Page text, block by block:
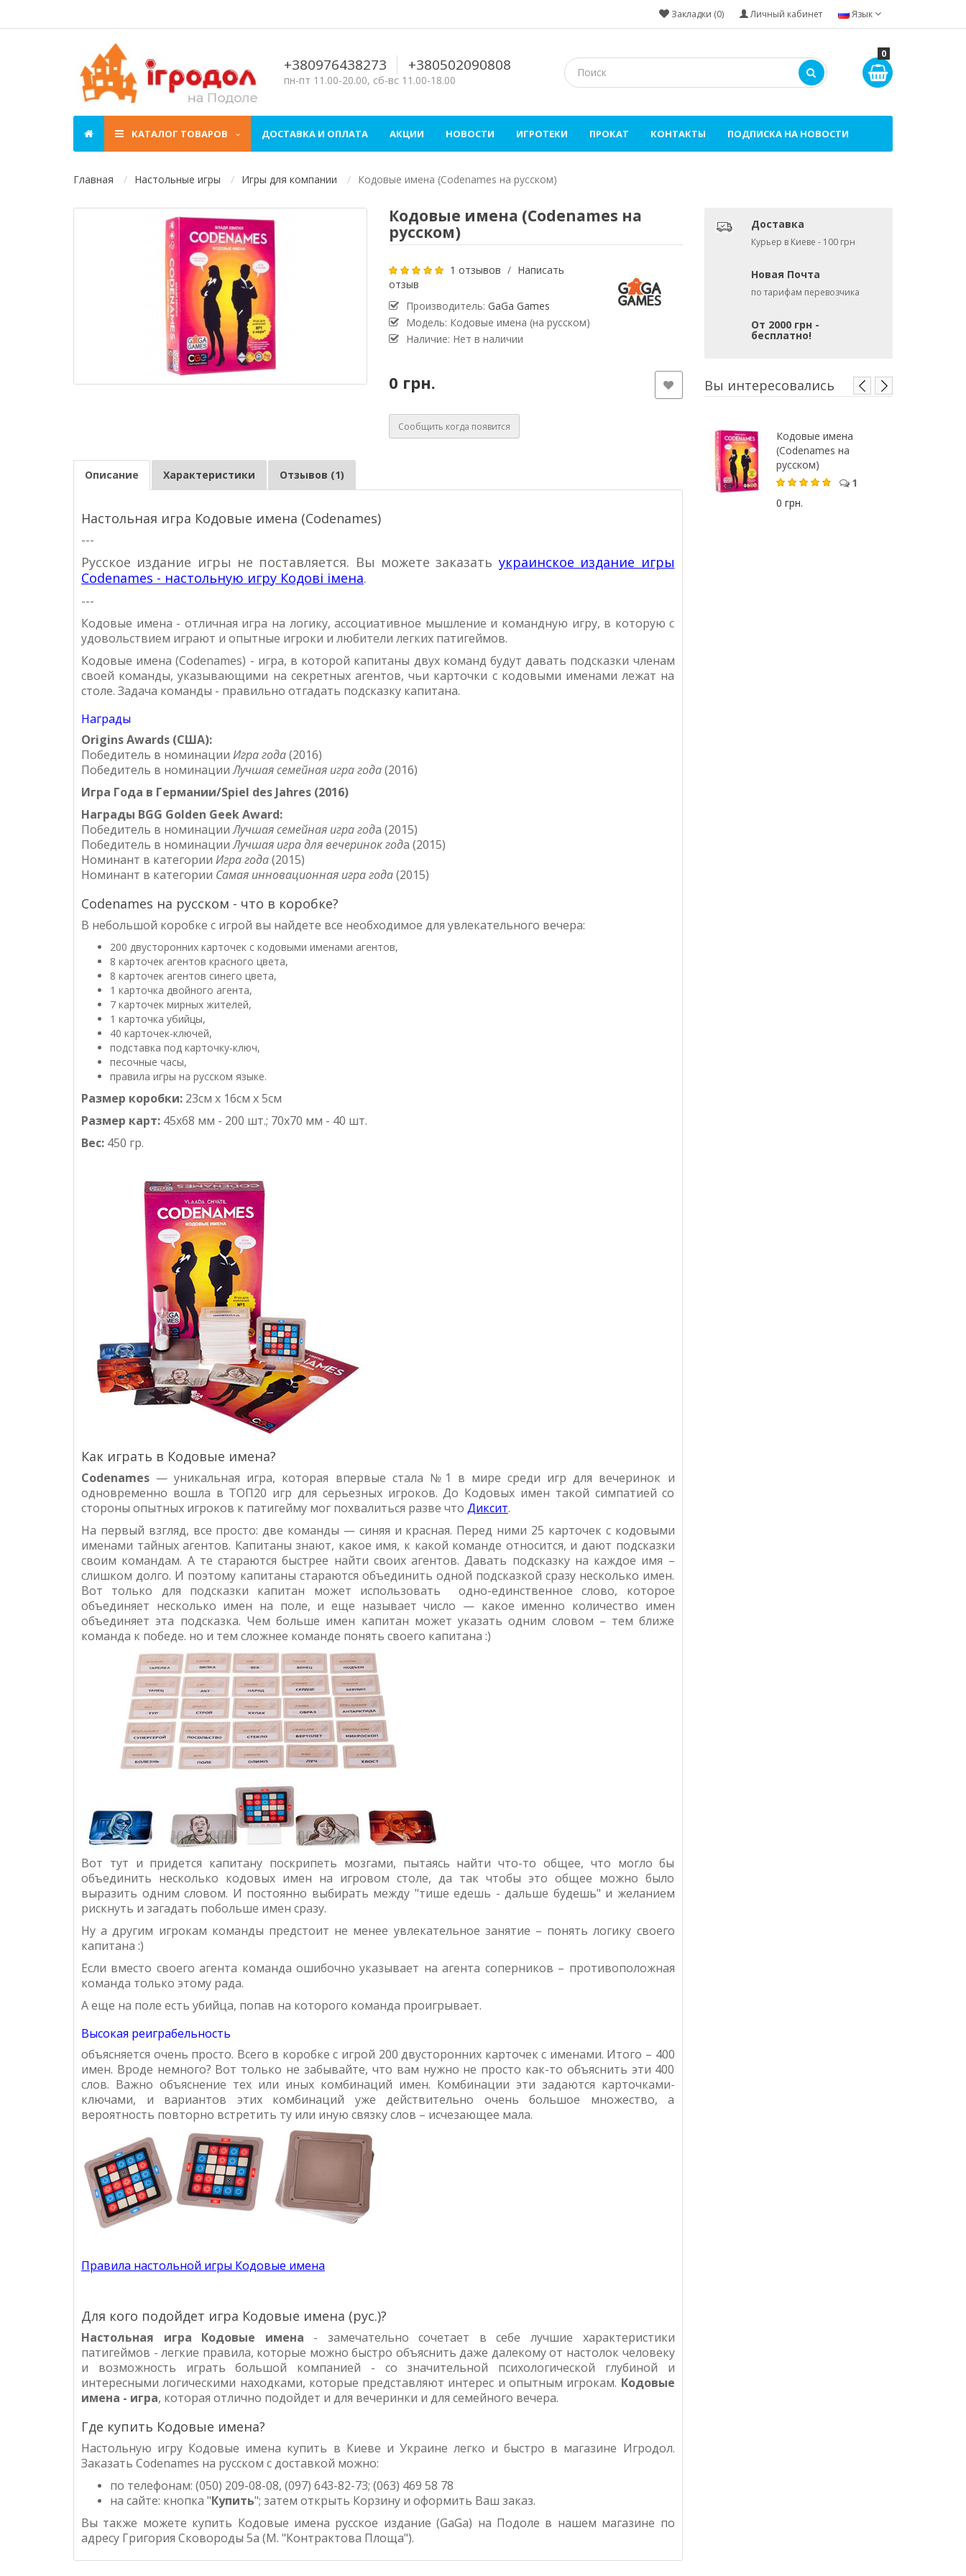
Язык
Личный кабинет
Закладки (0)
+380976438273 +380502090808
пн-пт 11.00-20.00, сб-вс 11.00-18.00
0
КАТАЛОГ ТОВАРОВ ДОСТАВКА И ОПЛАТА АКЦИИ НОВОСТИ ИГРОТЕКИ ПРОКАТ КОНТАКТЫ ПОДПИСКА НА НОВОСТИ
Главная Настольные игры Игры для компании Кодовые имена (Codenames на русском)
Кодовые имена (Codenames на
русском)
1 отзывов / Написать
отзыв
Производитель: GaGa Games
Модель: Кодовые имена (на русском)
Наличие: Нет в наличии
0 грн.
Сообщить когда появится
Описание Характеристики Отзывов (1)
Настольная игра Кодовые имена (Codenames)
---
Русское издание игры не поставляется. Вы можете заказать украинское издание игры
Codenames - настольную игру Кодові імена.
---
Кодовые имена - отличная игра на логику, ассоциативное мышление и командную игру, в которую с
удовольствием играют и опытные игроки и любители легких патигеймов.
Кодовые имена (Codenames) - игра, в которой капитаны двух команд будут давать подсказки членам
своей команды, указывающими на секретных агентов, чьи карточки с кодовыми именами лежат на
столе. Задача команды - правильно отгадать подсказку капитана.
Награды
Origins Awards (США):
Победитель в номинации Игра года(2016)
Победитель в номинацииЛучшая семейная игра года(2016)
Игра Года в Германии/Spiel des Jahres (2016)
Награды BGG Golden Geek Award:
Победитель в номинацииЛучшая семейная игра года (2015)
Победитель в номинацииЛучшая игра для вечеринок года (2015)
Номинант в категории Игра года(2015)
Номинант в категории Самая инновационная игра года(2015)
Codenames на русском - что в коробке?
В небольшой коробке с игрой вы найдете все необходимое для увлекательного вечера:
200 двусторонних карточек с кодовыми именами агентов,
8 карточек агентов красного цвета,
8 карточек агентов синего цвета,
1 карточка двойного агента,
7 карточек мирных жителей,
1 карточка убийцы,
40 карточек-ключей,
подставка под карточку-ключ,
песочные часы,
правила игры на русском языке.
Размер коробки: 23см x 16см x 5см
Размер карт: 45х68 мм - 200 шт.; 70х70 мм - 40 шт.
Вес: 450 гр.
Как играть в Кодовые имена?
Codenames — уникальная игра, которая впервые стала №1 в мире среди игр для вечеринок и
одновременно вошла в ТОП20 игр для серьезных игроков. До Кодовых имен такой симпатией со
стороны опытных игроков к патигейму мог похвалиться разве что Диксит.
На первый взгляд, все просто: две команды — синяя и красная. Перед ними 25 карточек с кодовыми
именами тайных агентов. Капитаны знают, какое имя, к какой команде относится, и дают подсказки
своим командам. А те стараются быстрее найти своих агентов. Давать подсказку на каждое имя –
слишком долго. И поэтому капитаны стараются объединить одной подсказкой сразу несколько имен.
Вот только для подсказки капитан может использовать одно-единственное слово, которое
объединяет несколько имен на поле, и еще называет число — какое именно количество имен
объединяет эта подсказка. Чем больше имен капитан может указать одним словом – тем ближе
команда к победе. но и тем сложнее команде понять своего капитана :)
Вот тут и придется капитану поскрипеть мозгами, пытаясь найти что-то общее, что могло бы
объединить несколько кодовых имен на игровом столе, да так чтобы это общее можно было
выразить одним словом. И постоянно выбирать между "тише едешь - дальше будешь" и желанием
рискнуть и загадать побольше имен сразу.
Ну а другим игрокам команды предстоит не менее увлекательное занятие – понять логику своего
капитана :)
Если вместо своего агента команда ошибочно указывает на агента соперников – противоположная
команда только этому рада.
А еще на поле есть убийца, попав на которого команда проигрывает.
Высокая реиграбельность
объясняется очень просто. Всего в коробке с игрой 200 двусторонних карточек с именами. Итого – 400
имен. Вроде немного? Вот только не забывайте, что вам нужно не просто как-то объяснить эти 400
слов. Важно объяснение тех или иных комбинаций имен. Комбинации эти задаются карточками-
ключами, и вариантов этих комбинаций уже действительно очень большое множество, а
вероятность повторно встретить ту или иную связку слов – исчезающее мала.
Правила настольной игры Кодовые имена
Для кого подойдет игра Кодовые имена (рус.)?
Настольная игра Кодовые имена - замечательно сочетает в себе лучшие характеристики
патигеймов - легкие правила, которые можно быстро объяснить даже далекому от настолок человеку
и возможность играть большой компанией - со значительной психологической глубиной и
интересными логическими находками, которые представляют интерес и опытным игрокам. Кодовые
имена - игра, которая отлично подойдет и для вечеринки и для семейного вечера.
Где купить Кодовые имена?
Настольную игру Кодовые имена купить в Киеве и Украине легко и быстро в магазине Игродол.
Заказать Codenames на русском с доставкой можно:
по телефонам: (050) 209-08-08, (097) 643-82-73; (063) 469 58 78
на сайте: кнопка "Купить"; затем открыть Корзину и оформить Ваш заказ.
Вы также можете купить Кодовые имена русское издание (GaGa) на Подоле в нашем магазине по
адресу Григория Сковороды 5а (М. "Контрактова Площа").
Доставка
Курьер в Киеве - 100 грн
Новая Почта
по тарифам перевозчика
От 2000 грн -
бесплатно!
Вы интересовались
Кодовые имена
(Codenames на
русском)
1
0 грн.